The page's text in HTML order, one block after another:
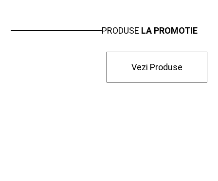
PRODUSE LA PROMOTIE
Vezi Produse